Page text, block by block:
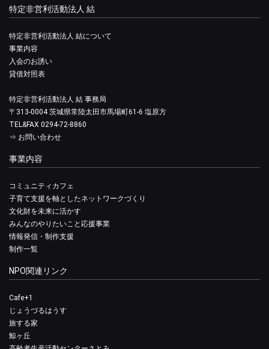
特定非営利活動法人 結
特定非営利活動法人 結について
事業内容
入会のお誘い
貸借対照表
特定非営利活動法人 結 事務局
〒313-0004 茨城県常陸太田市馬場町61-6 塩原方
TEL&FAX 0294-72-8860
⇒ お問い合わせ
事業内容
コミュニティカフェ
子育て支援を軸としたネットワークづくり
文化財を未来に活かす
みんなのやりたいこと応援事業
情報発信・制作支援
制作一覧
NPO関連リンク
Cafe+1
じょうづるはうす
旅する家
鯨ヶ丘